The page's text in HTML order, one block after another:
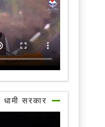
सरकार